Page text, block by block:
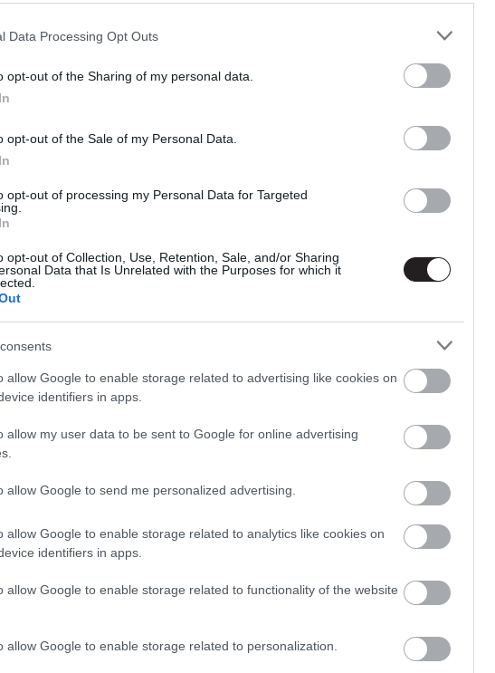
Data Processing Opt Outs
opt-out of the Sharing of my personal data.
opt-out of the Sale of my Personal Data.
opt-out of processing my Personal Data for Targeted
opt-out of Collection, Use, Retention, Sale, and/or Sharing
Data that Is Unrelated with the Purposes for which it
allow Google to enable storage related to advertising like cookies on
identifiers in apps.
allow my user data to be sent to Google for online advertising
allow Google to send me personalized advertising.
allow Google to enable storage related to analytics like cookies on
identifiers in apps.
allow Google to enable storage related to functionality of the website
allow Google to enable storage related to personalization.
vendégeit
érkezik a Comic Con
11:00
sorozat vagy film. A világ egyik leghíresebb
sorozat teaserét
egyet s mást Thanostól és úgy volt vele, hogy: "Jó,
kaphatunk a Marvel Studios első